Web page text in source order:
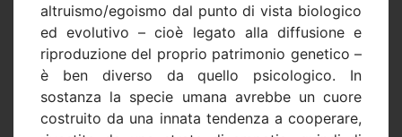
altruismo/egoismo dal punto di vista biologico
ed evolutivo – cioè legato alla diffusione e
riproduzione del proprio patrimonio genetico –
è ben diverso da quello psicologico. In
sostanza la specie umana avrebbe un cuore
costruito da una innata tendenza a cooperare,